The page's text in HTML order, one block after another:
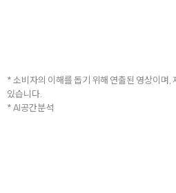
* 소비자의 이해를 돕기 위해 연출된 영상이며,
있습니다.
* AI공간분석